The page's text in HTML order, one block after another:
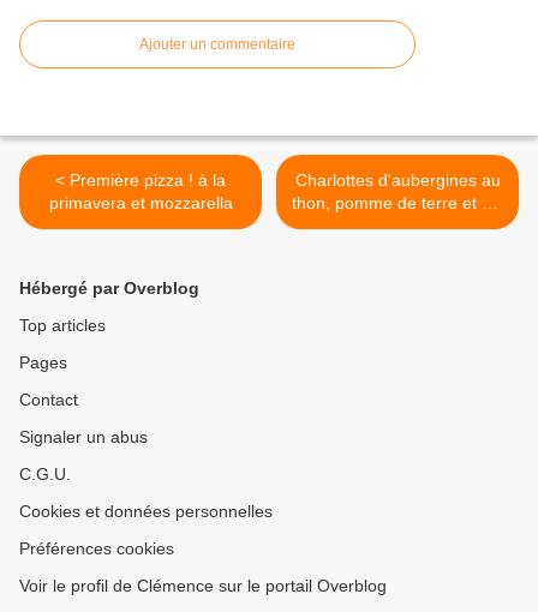
Ajouter un commentaire
< Première pizza ! à la
primavera et mozzarella
Charlottes d'aubergines au
thon, pomme de terre et cie
>
Hébergé par Overblog
Top articles
Pages
Contact
Signaler un abus
C.G.U.
Cookies et données personnelles
Préférences cookies
Voir le profil de Clémence sur le portail Overblog